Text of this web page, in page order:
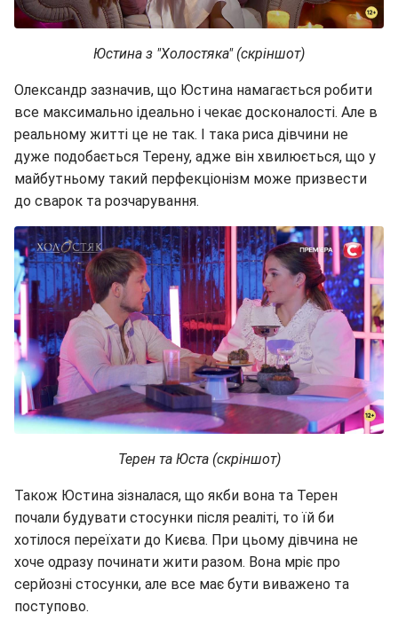
Юстина з "Холостяка" (скріншот)
Олександр зазначив, що Юстина намагається робити
все максимально ідеально і чекає досконалості. Але в
реальному житті це не так. І така риса дівчини не
дуже подобається Терену, адже він хвилюється, що у
майбутньому такий перфекціонізм може призвести
до сварок та розчарування.
Терен та Юста (скріншот)
Також Юстина зізналася, що якби вона та Терен
почали будувати стосунки після реаліті, то їй би
хотілося переїхати до Києва. При цьому дівчина не
хоче одразу починати жити разом. Вона мріє про
серйозні стосунки, але все має бути виважено та
поступово.